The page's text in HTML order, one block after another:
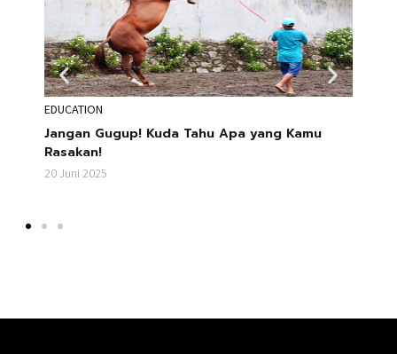
Kuda Tahu Apa yang Kamu
Daffa Mustofa,